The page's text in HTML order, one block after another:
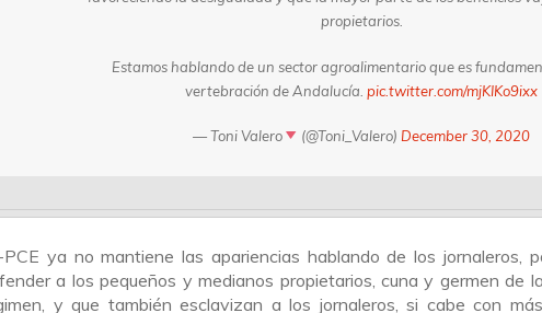
propietarios.
Estamos hablando de un sector agroalimentario que es
vertebración de Andalucía. pic.twitter.com/mjKIKo9ixx
— Toni Valero (@Toni_Valero) December 30, 2020
PCE ya no mantiene las apariencias hablando de los jornaleros,
a los pequeños y medianos propietarios, cuna y germen de
y que también esclavizan a los jornaleros, si cabe con